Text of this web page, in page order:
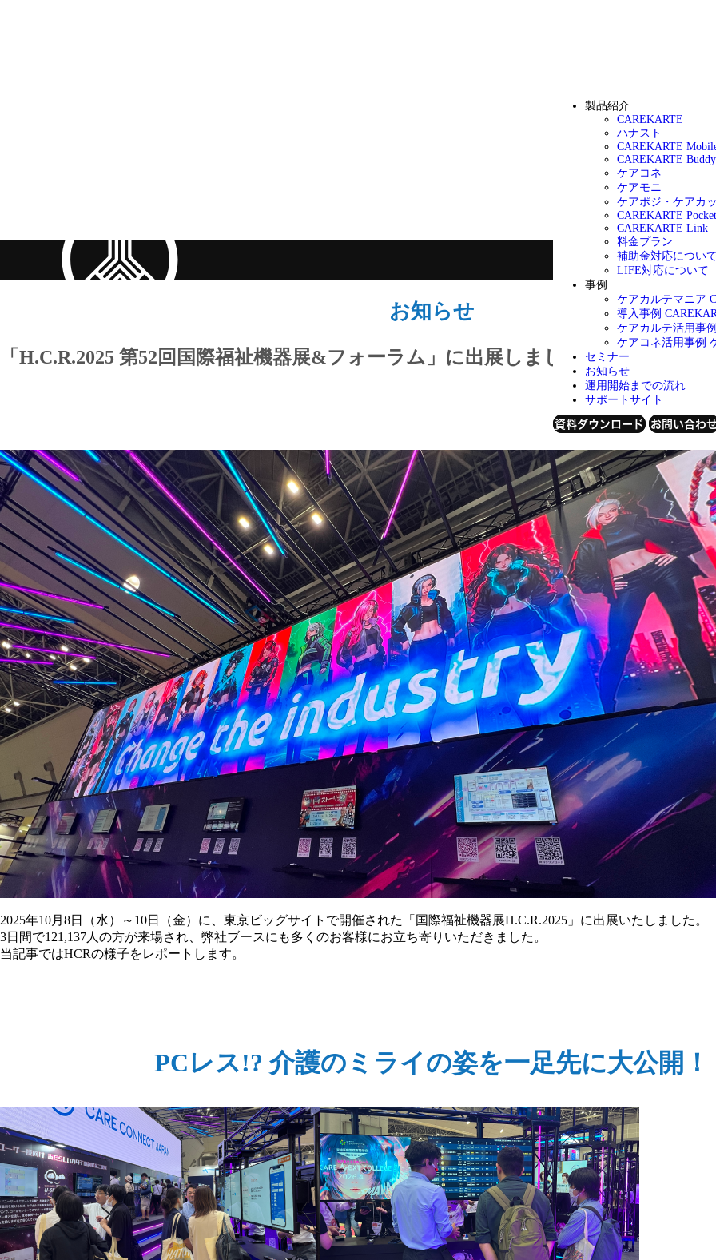
製品紹介
CAREKARTE
ハナスト
CAREKARTE
CAREKARTE Buddy
ケアコネ
ケアモニ
ケアポジ・ケアカ
CAREKARTE Pocket
CAREKARTE Link
料金プラン
補助金対応につい
LIFE対応について
事例
ケアカルテマニア
導入事例
ケアカルテ活用事
ケアコネ活用事例
セミナー
お知らせ
運用開始までの流れ
サポートサイト
資料ダウンロード お問い合わ
お知らせ
「H.C.R.2025 第52回国際福祉機器展&フォーラム」に出展しました！
2025年10月8日（水）～10日（金）に、東京ビッグサイトで開催された「国際福祉機器展H.C.R.2025」に出展いたしました。
3日間で121,137人の方が来場され、弊社ブースにも多くのお客様にお立ち寄りいただきました。
当記事ではHCRの様子をレポートします。
PCレス!? 介護のミライの姿を一足先に大公開！